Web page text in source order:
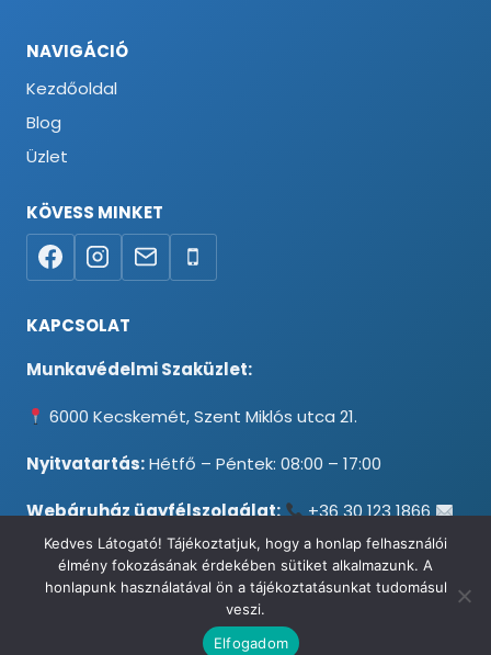
NAVIGÁCIÓ
Kezdőoldal
Blog
Üzlet
KÖVESS MINKET
KAPCSOLAT
Munkavédelmi Szaküzlet:
6000 Kecskemét, Szent Miklós utca 21.
Nyitvatartás:Hétfő – Péntek: 08:00 – 17:00
Webáruház ügyfélszolgálat:
+36 30 123 1866
info@testpancel.hu
© 2026 Munkavédelmi és Ruházati Webáruház - Minden jog
Kedves Látogató! Tájékoztatjuk, hogy a honlap felhasználói
élmény fokozásának érdekében sütiket alkalmazunk. A
honlapunk használatával ön a tájékoztatásunkat tudomásul
veszi.
Elfogadom